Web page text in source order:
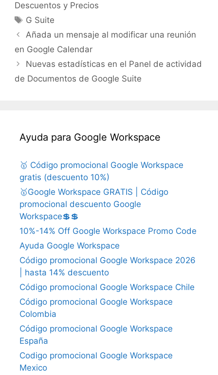
Descuentos y Precios
Etiquetas
G Suite
Añada un mensaje al modificar una reunión
en Google Calendar
Nuevas estadísticas en el Panel de actividad
de Documentos de Google Suite
Ayuda para Google Workspace
🥇 Código promocional Google Workspace
gratis (descuento 10%)
🥇Google Workspace GRATIS | Código
promocional descuento Google
Workspace💲💲
10%-14% Off Google Workspace Promo Code
Ayuda Google Workspace
Código promocional Google Workspace 2026
| hasta 14% descuento
Código promocional Google Workspace Chile
Código promocional Google Workspace
Colombia
Código promocional Google Workspace
España
Codigo promocional Google Workspace
Mexico